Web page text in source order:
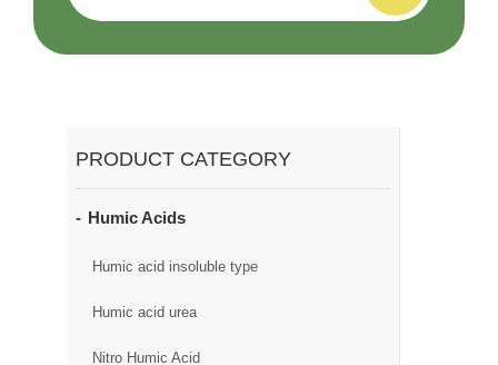
PRODUCT CATEGORY
Humic Acids
Humic acid insoluble type
Humic acid urea
Nitro Humic Acid